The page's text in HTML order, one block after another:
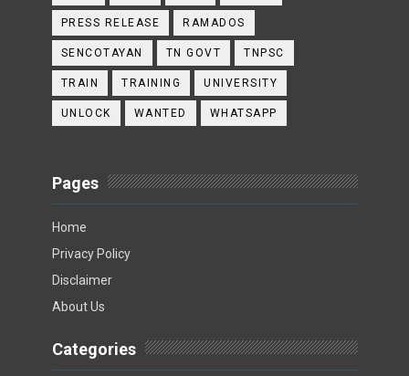
PRESS RELEASE RAMADOS
SENCOTAYAN TN GOVT TNPSC
TRAIN TRAINING UNIVERSITY
UNLOCK WANTED WHATSAPP
Pages
Home
Privacy Policy
Disclaimer
About Us
Categories